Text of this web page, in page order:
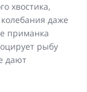
хвостика,
даже
приманка
рыбу
дают